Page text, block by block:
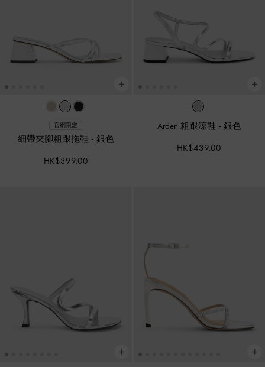
官網限定
細帶夾腳粗跟拖鞋 - 銀色
HK$399.00
Arden 粗跟涼鞋 - 銀色
HK$439.00